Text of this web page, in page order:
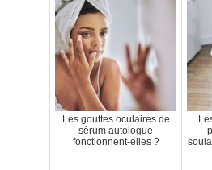
Les gouttes oculaires de
sérum autologue
fonctionnent-elles ?